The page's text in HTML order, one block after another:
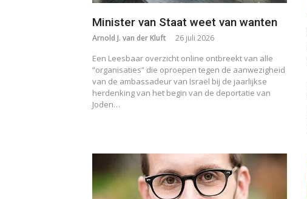
Minister van Staat weet van wanten
Arnold J. van der Kluft 26 juli 2026
Een Leesbaar overzicht online ontbreekt van alle
“organisaties” die oproepen tegen de aanwezigheid
van de ambassadeur van Israël bij de jaarlijkse
herdenking van het begin van de deportatie van
Joden…